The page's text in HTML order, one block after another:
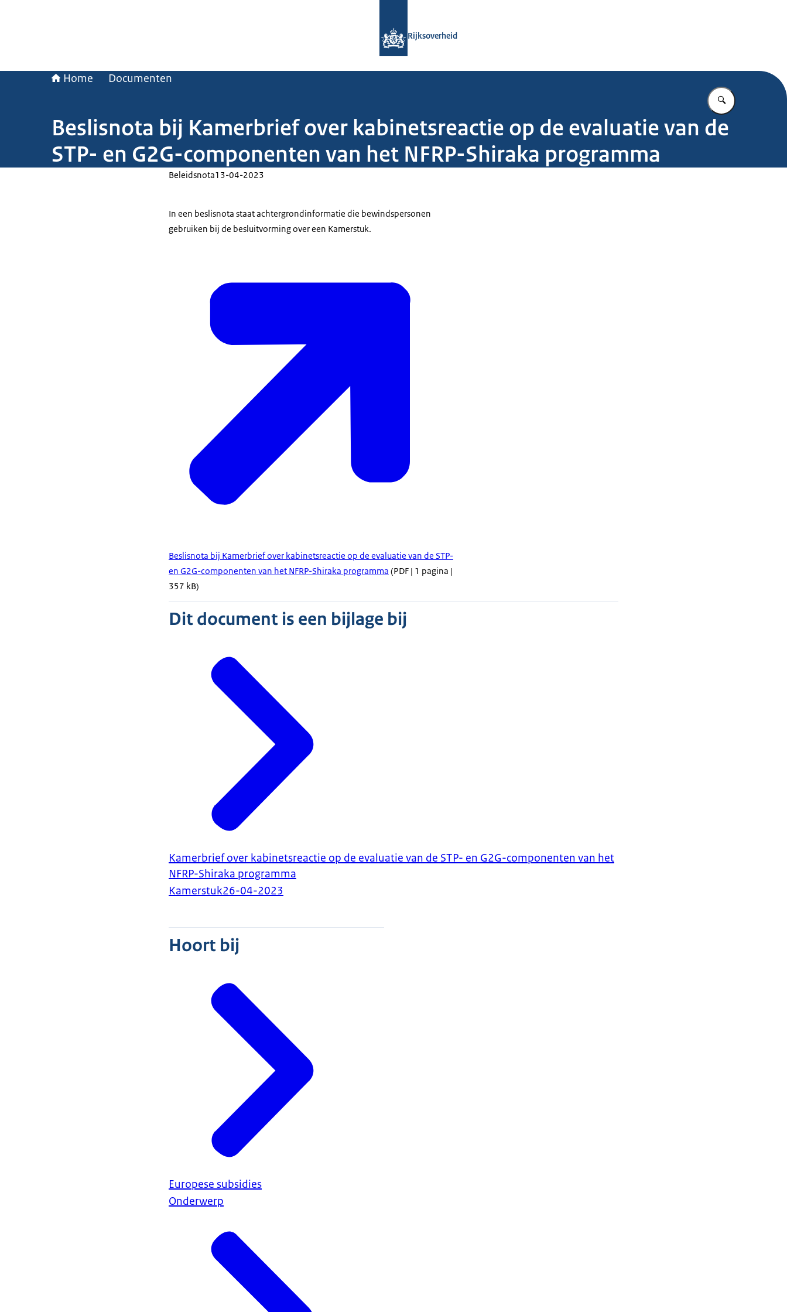
Rijksoverheid
Home Documenten
Vul in wat u
Beslisnota bij Kamerbrief over kabinetsreactie op de evaluatie van de
STP- en G2G-componenten van het NFRP-Shiraka programma
Beleidsnota13-04-2023
In een beslisnota staat achtergrondinformatie die bewindspersonen
gebruiken bij de besluitvorming over een Kamerstuk.
Beslisnota bij Kamerbrief over kabinetsreactie op de evaluatie van de STP-
en G2G-componenten van het NFRP-Shiraka programma (PDF | 1 pagina |
357 kB)
Dit document is een bijlage bij
Kamerbrief over kabinetsreactie op de evaluatie van de STP- en G2G-componenten van het
NFRP-Shiraka programma
Kamerstuk26-04-2023
Hoort bij
Europese subsidies
Onderwerp